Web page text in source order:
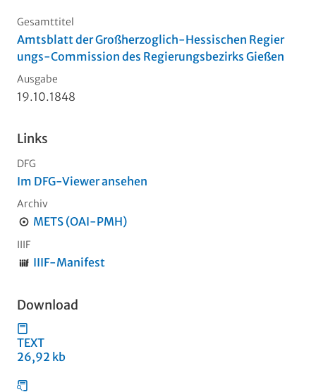
Gesamttitel
Amtsblatt der Großherzoglich-Hessischen Regier
ungs-Commission des Regierungsbezirks Gießen
Ausgabe
19.10.1848
Links
DFG
Im DFG-Viewer ansehen
Archiv
METS (OAI-PMH)
IIIF
IIIF-Manifest
Download
TEXT
26,92 kb